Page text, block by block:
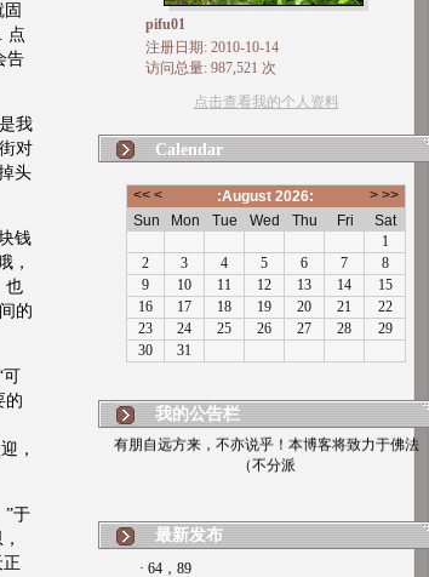
点
告
我
对
头
钱
，
也
的
可
的
，
”于
pifu01
注册日期: 2010-10-14
访问总量: 987,521 次
点击查看我的个人资料
Calendar
我的公告栏
有朋自远方来，不亦说乎！本博客将致力于佛法
（不分派
最新发布
· 64，89